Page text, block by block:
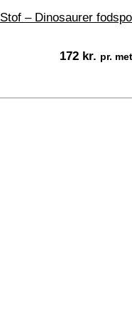
Stof – Dinosaurer
172 kr. pr.